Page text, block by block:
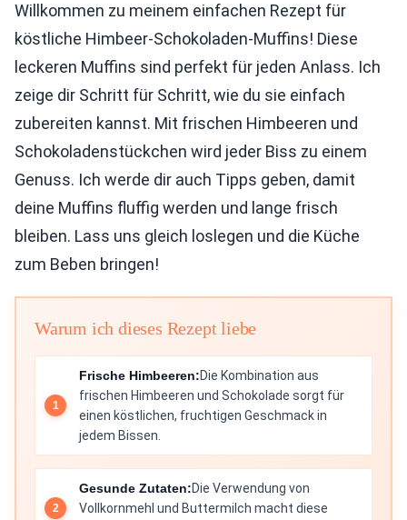
Willkommen zu meinem einfachen Rezept für
köstliche Himbeer-Schokoladen-Muffins! Diese
leckeren Muffins sind perfekt für jeden Anlass. Ich
zeige dir Schritt für Schritt, wie du sie einfach
zubereiten kannst. Mit frischen Himbeeren und
Schokoladenstückchen wird jeder Biss zu einem
Genuss. Ich werde dir auch Tipps geben, damit
deine Muffins fluffig werden und lange frisch
bleiben. Lass uns gleich loslegen und die Küche
zum Beben bringen!
Warum ich dieses Rezept liebe
Frische Himbeeren:Die Kombination aus
frischen Himbeeren und Schokolade sorgt für
einen köstlichen, fruchtigen Geschmack in
jedem Bissen.
Gesunde Zutaten:Die Verwendung von
Vollkornmehl und Buttermilch macht diese